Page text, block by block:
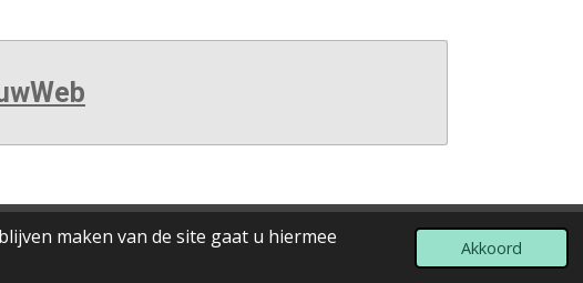
maken van de site gaat u hiermee
Akkoord
Powered by